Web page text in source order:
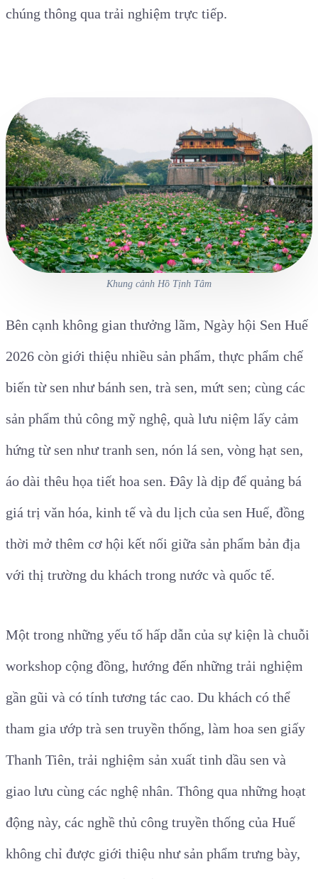
chúng thông qua trải nghiệm trực tiếp.
Khung cảnh Hồ Tịnh Tâm
Bên cạnh không gian thưởng lãm, Ngày hội Sen Huế
2026 còn giới thiệu nhiều sản phẩm, thực phẩm chế
biến từ sen như bánh sen, trà sen, mứt sen; cùng các
sản phẩm thủ công mỹ nghệ, quà lưu niệm lấy cảm
hứng từ sen như tranh sen, nón lá sen, vòng hạt sen,
áo dài thêu họa tiết hoa sen. Đây là dịp để quảng bá
giá trị văn hóa, kinh tế và du lịch của sen Huế, đồng
thời mở thêm cơ hội kết nối giữa sản phẩm bản địa
với thị trường du khách trong nước và quốc tế.
Một trong những yếu tố hấp dẫn của sự kiện là chuỗi
workshop cộng đồng, hướng đến những trải nghiệm
gần gũi và có tính tương tác cao. Du khách có thể
tham gia ướp trà sen truyền thống, làm hoa sen giấy
Thanh Tiên, trải nghiệm sản xuất tinh dầu sen và
giao lưu cùng các nghệ nhân. Thông qua những hoạt
động này, các nghề thủ công truyền thống của Huế
không chỉ được giới thiệu như sản phẩm trưng bày,